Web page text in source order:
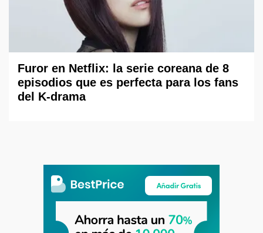
Furor en Netflix: la serie coreana de 8
episodios que es perfecta para los fans
del K-drama